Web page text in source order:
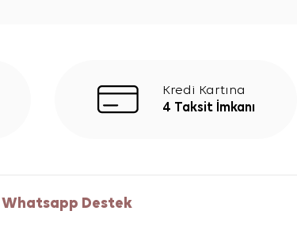
Kredi Kartına
4 Taksit İmkanı
Whatsapp Destek